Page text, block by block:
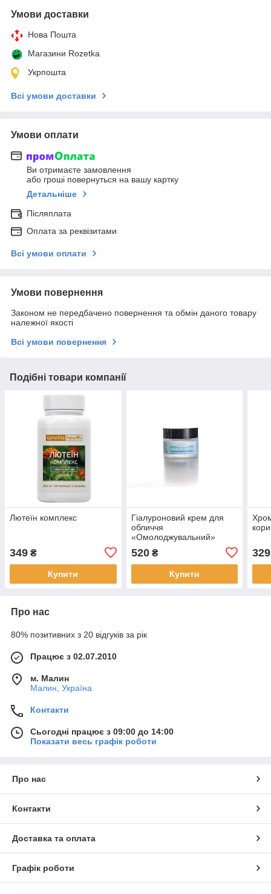
Умови доставки
Нова Пошта
Магазини Rozetka
Укрпошта
Всі умови доставки
Умови оплати
Ви отримаєте замовлення
або гроші повернуться на вашу картку
Детальніше
Післяплата
Оплата за реквізитами
Всі умови оплати
Умови повернення
Законом не передбачено повернення та обмін даного товару
належної якості
Всі умови повернення
Подібні товари компанії
Лютеїн комплекс
349 ₴
Купити
Гіалуроновий крем для
обличчя
«Омолоджувальний»
520₴
Купити
329
Про нас
80% позитивних з 20 відгуків за рік
Працює з 02.07.2010
м. Малин
Малин, Україна
Контакти
Сьогодні працює з 09:00 до 14:00
Показати весь графік роботи
Про нас
Контакти
Доставка та оплата
Графік роботи